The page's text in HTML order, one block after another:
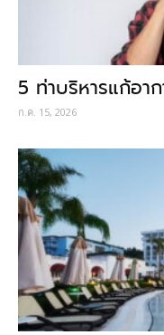
5 ท่าบริหารแก้อา
ก.ค. 15, 2026